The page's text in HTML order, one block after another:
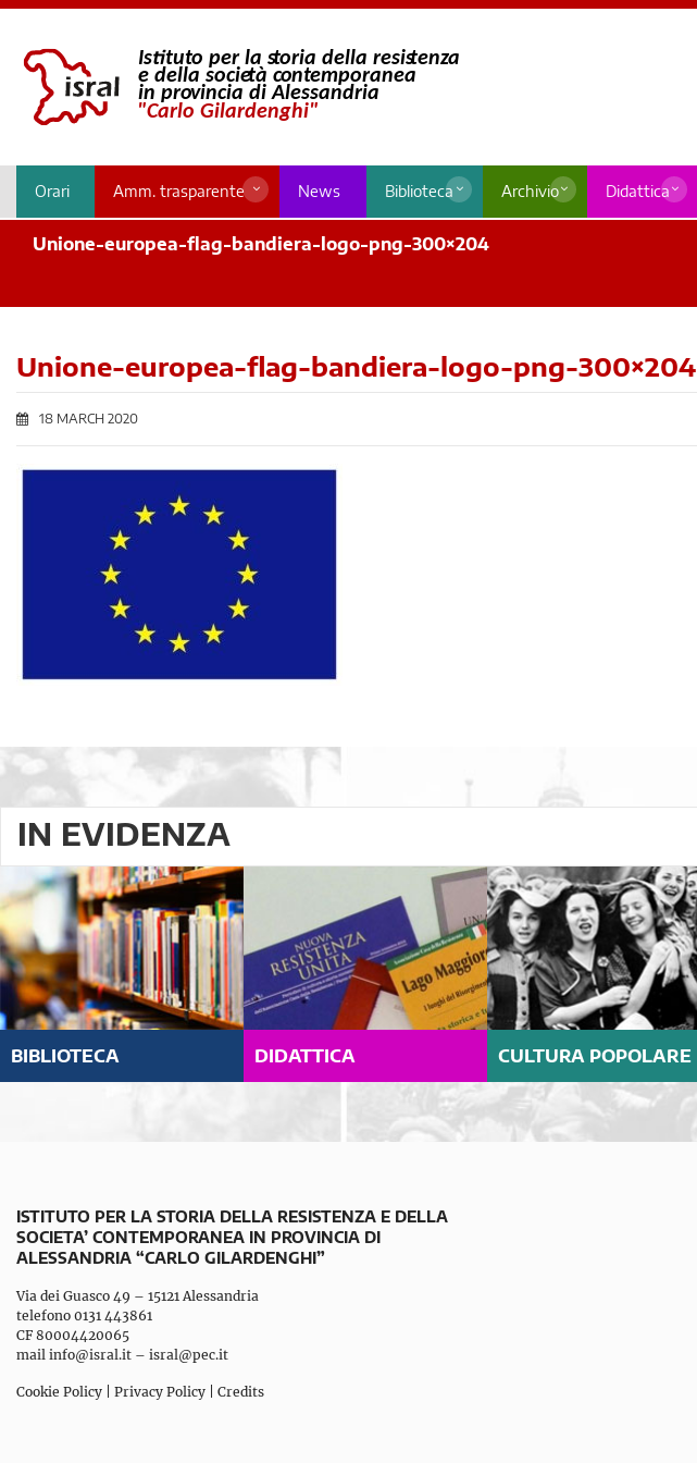
Orari Amm. trasparente News Biblioteca Archivio Didattica
Unione-europea-flag-bandiera-logo-png-300×204
Unione-europea-flag-bandiera-logo-png-300×204
18 MARCH 2020
IN EVIDENZA
BIBLIOTECA DIDATTICA CULTURA POPOLARE
ISTITUTO PER LA STORIA DELLA RESISTENZA E DELLA
SOCIETA’ CONTEMPORANEA IN PROVINCIA DI
ALESSANDRIA “CARLO GILARDENGHI”
Via dei Guasco 49 – 15121 Alessandria
telefono 0131 443861
CF 80004420065
mail info@isral.it – isral@pec.it
Cookie Policy Privacy Policy Credits